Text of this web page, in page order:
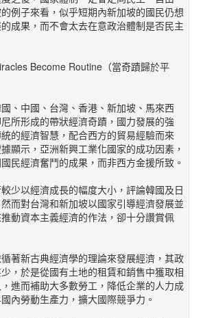
例子來看，似乎短期內新加坡的國民仍想
成果，而不會太去在意政治體制是否民主
Become Routine（當奇蹟歸於平
、中國、台灣、香港、新加坡、馬來西
所形成的帶狀經濟奇蹟，國力發展的強
的經濟智慧，配合西方的貿易經驗而來
顯示，亞洲新興工業化國家的成功因素，
民經濟奮鬥的成果，而非西方金援所致。
少以經濟成長的幅度大小，評論韓國及日
而對台灣和新加坡以國家引導經濟發展並
動資本主義經濟的作法，卻十分讚賞佩
著新古典經濟學的理論來發展經濟，其政
，於是從國有土地的租賃和銷售中獲取相
進而補助大多數勞工，降低企業的人力成
內勞動生產力，擴大國際競爭力。